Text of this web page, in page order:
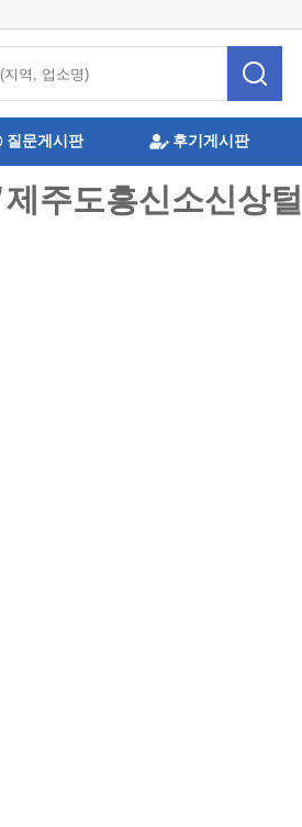
질문게시판 후기게시판
주도흥신소신상